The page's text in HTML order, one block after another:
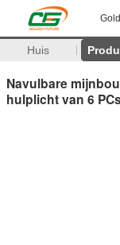
Huis
Navulbare
hulplicht van 6 PCs